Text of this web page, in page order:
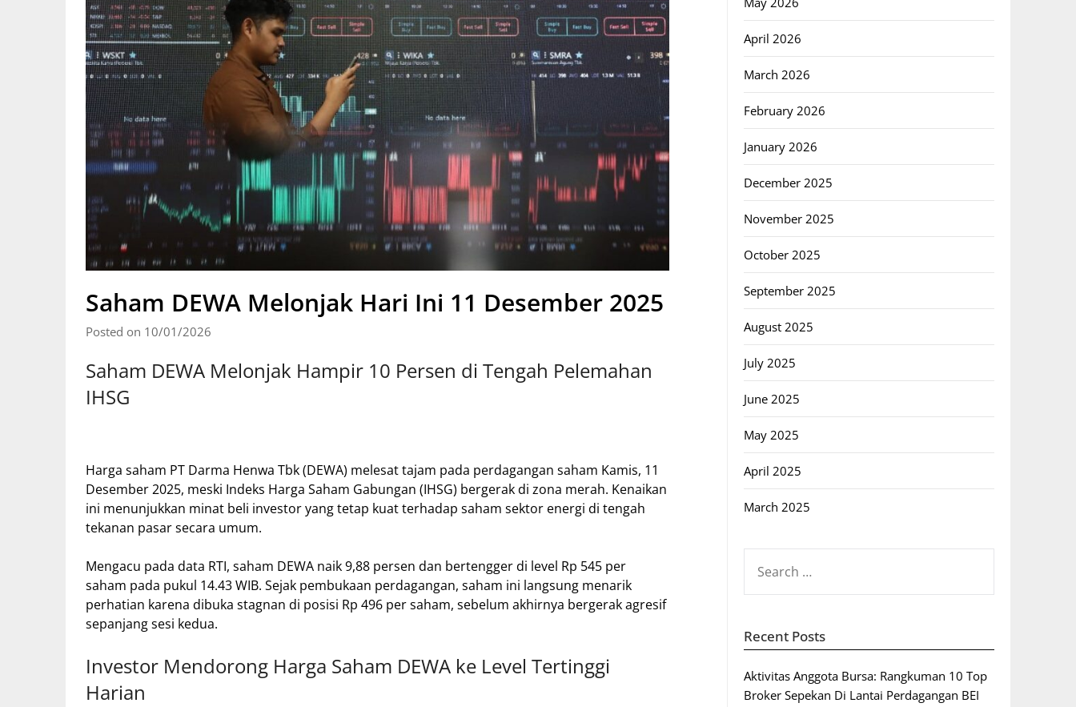
Saham DEWA Melonjak Hari Ini 11 Desember 2025
Posted on 10/01/2026
Saham DEWA Melonjak Hampir 10 Persen di Tengah Pelemahan
IHSG
Harga saham PT Darma Henwa Tbk (DEWA) melesat tajam pada perdagangan saham Kamis, 11
Desember 2025, meski Indeks Harga Saham Gabungan (IHSG) bergerak di zona merah. Kenaikan
ini menunjukkan minat beli investor yang tetap kuat terhadap saham sektor energi di tengah
tekanan pasar secara umum.
Mengacu pada data RTI, saham DEWA naik 9,88 persen dan bertengger di level Rp 545 per
saham pada pukul 14.43 WIB. Sejak pembukaan perdagangan, saham ini langsung menarik
perhatian karena dibuka stagnan di posisi Rp 496 per saham, sebelum akhirnya bergerak agresif
sepanjang sesi kedua.
Investor Mendorong Harga Saham DEWA ke Level Tertinggi
Harian
April 2026
March 2026
February 2026
January 2026
December 2025
November 2025
October 2025
September 2025
August 2025
July 2025
June 2025
May 2025
April 2025
March 2025
FOR:
Recent Posts
Aktivitas Anggota Bursa: Rangkuman 10 Top
Broker Sepekan Di Lantai Perdagangan BEI